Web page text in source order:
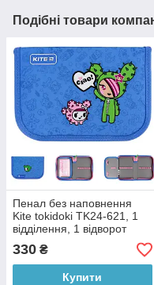
Подібні товари
Пенал без наповнення
Kite tokidoki TK24-621, 1
відділення, 1 відворот
330 ₴
Купити